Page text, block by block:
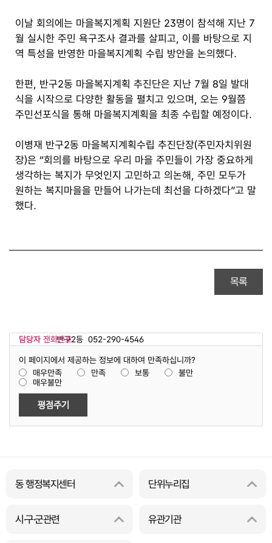
이날 회의에는 마을복지계획 지원단 23명이 참석해 지난 7
월 실시한 주민 욕구조사 결과를 살피고, 이를 바탕으로 지
역 특성을 반영한 마을복지계획 수립 방안을 논의했다.
한편, 반구2동 마을복지계획 추진단은 지난 7월 8일 발대
식을 시작으로 다양한 활동을 펼치고 있으며, 오는 9월쯤
주민선포식을 통해 마을복지계획을 최종 수립할 예정이다.
이병재 반구2동 마을복지계획수립 추진단장(주민자치위원
장)은 “회의를 바탕으로 우리 마을 주민들이 가장 중요하게
생각하는 복지가 무엇인지 고민하고 의논해, 주민 모두가
원하는 복지마을을 만들어 나가는데 최선을 다하겠다”고 말
했다.
목록
담당자 반구2동
담당자 전화번호 052-290-4546
이 페이지에서 제공하는 정보에 대하여 만족하십니까?
매우만족
만족 보통
불만
매우불만
동 행정복지센터 단위누리집
시·구·군관련 유관기관